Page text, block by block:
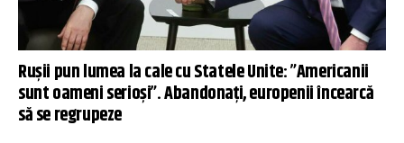
Rușii pun lumea la cale cu Statele Unite: ”Americanii
sunt oameni serioși”. Abandonați, europenii încearcă
să se regrupeze